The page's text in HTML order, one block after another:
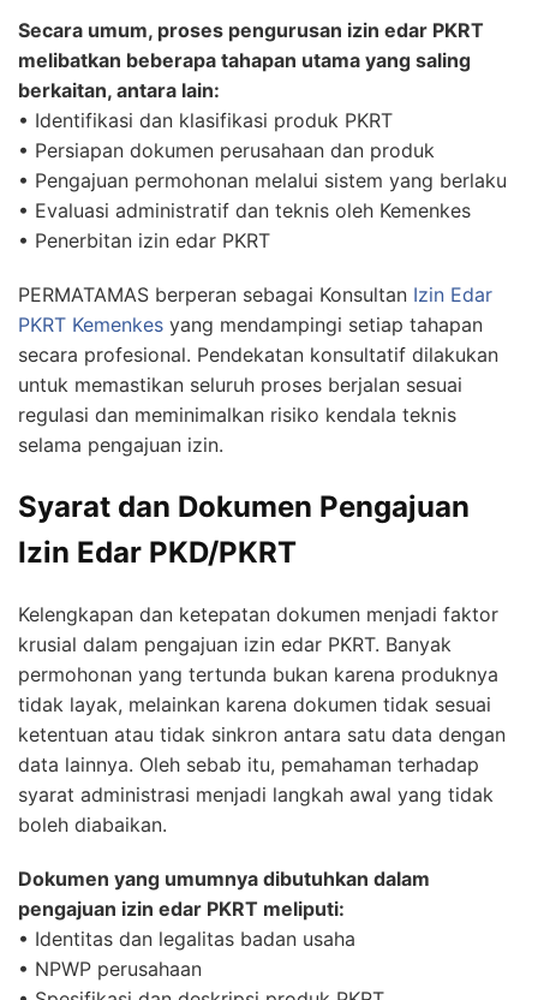
Secara umum, proses pengurusan izin edar PKRT
melibatkan beberapa tahapan utama yang saling
berkaitan, antara lain:
• Identifikasi dan klasifikasi produk PKRT
• Persiapan dokumen perusahaan dan produk
• Pengajuan permohonan melalui sistem yang berlaku
• Evaluasi administratif dan teknis oleh Kemenkes
• Penerbitan izin edar PKRT
PERMATAMAS berperan sebagai Konsultan Izin Edar
PKRT Kemenkes yang mendampingi setiap tahapan
secara profesional. Pendekatan konsultatif dilakukan
untuk memastikan seluruh proses berjalan sesuai
regulasi dan meminimalkan risiko kendala teknis
selama pengajuan izin.
Syarat dan Dokumen Pengajuan
Izin Edar PKD/PKRT
Kelengkapan dan ketepatan dokumen menjadi faktor
krusial dalam pengajuan izin edar PKRT. Banyak
permohonan yang tertunda bukan karena produknya
tidak layak, melainkan karena dokumen tidak sesuai
ketentuan atau tidak sinkron antara satu data dengan
data lainnya. Oleh sebab itu, pemahaman terhadap
syarat administrasi menjadi langkah awal yang tidak
boleh diabaikan.
Dokumen yang umumnya dibutuhkan dalam
pengajuan izin edar PKRT meliputi:
• Identitas dan legalitas badan usaha
• NPWP perusahaan